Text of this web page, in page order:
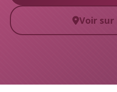
Voir sur